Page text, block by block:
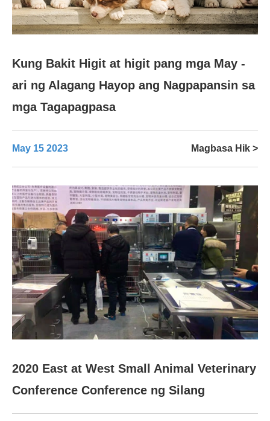
Kung Bakit Higit at higit pang mga May -
ari ng Alagang Hayop ang Nagpapansin sa
mga Tagapagpasa
May 15 2023 Magbasa Hik >
2020 East at West Small Animal Veterinary
Conference Conference ng Silang